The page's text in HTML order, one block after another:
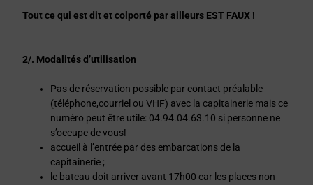
Tout ce qui est dit et colporté par ailleurs EST FAUX !
2/. Modalités d’utilisation
Pas de réservation possible par contact préalable
(téléphone,courriel ou VHF) avec la capitainerie mais ce
numéro peut être utile: 04.94.04.63.10 si personne ne
s’occupe de vous!
accueil à l’entrée par des embarcations de la
capitainerie ;
le bateau doit arriver avant 17h00 car les places non